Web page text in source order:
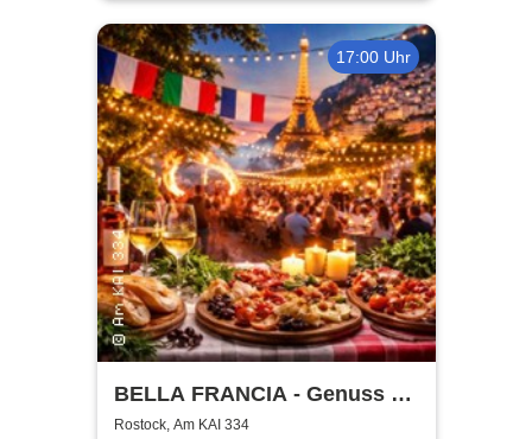
17:00 Uhr
BELLA FRANCIA - Genuss &
Kultur Rostock
Rostock, Am KAI 334